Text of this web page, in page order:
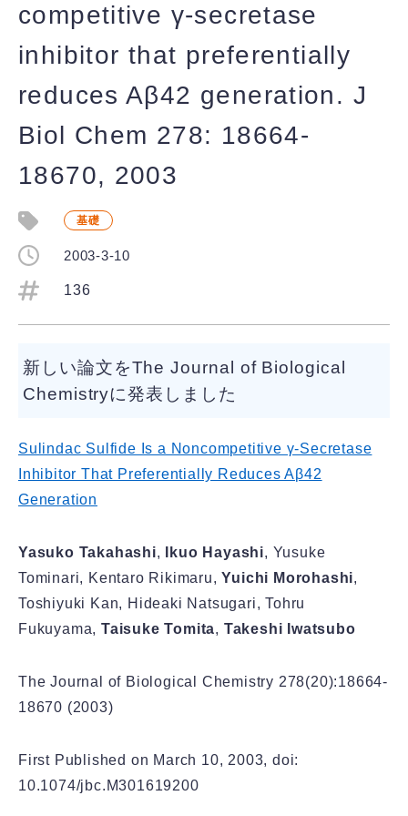
competitive γ-secretase
inhibitor that preferentially
reduces Aβ42 generation. J
Biol Chem 278: 18664-
18670, 2003
基礎
2003-3-10
136
新しい論文をThe Journal of Biological
Chemistryに発表しました
Sulindac Sulfide Is a Noncompetitive γ-Secretase
Inhibitor That Preferentially Reduces Aβ42
Generation
Yasuko Takahashi, Ikuo Hayashi, Yusuke
Tominari, Kentaro Rikimaru,Yuichi Morohashi,
Toshiyuki Kan, Hideaki Natsugari, Tohru
Fukuyama,Taisuke Tomita, Takeshi Iwatsubo
The Journal of Biological Chemistry 278(20):18664-
18670 (2003)
First Published on March 10, 2003, doi:
10.1074/jbc.M301619200